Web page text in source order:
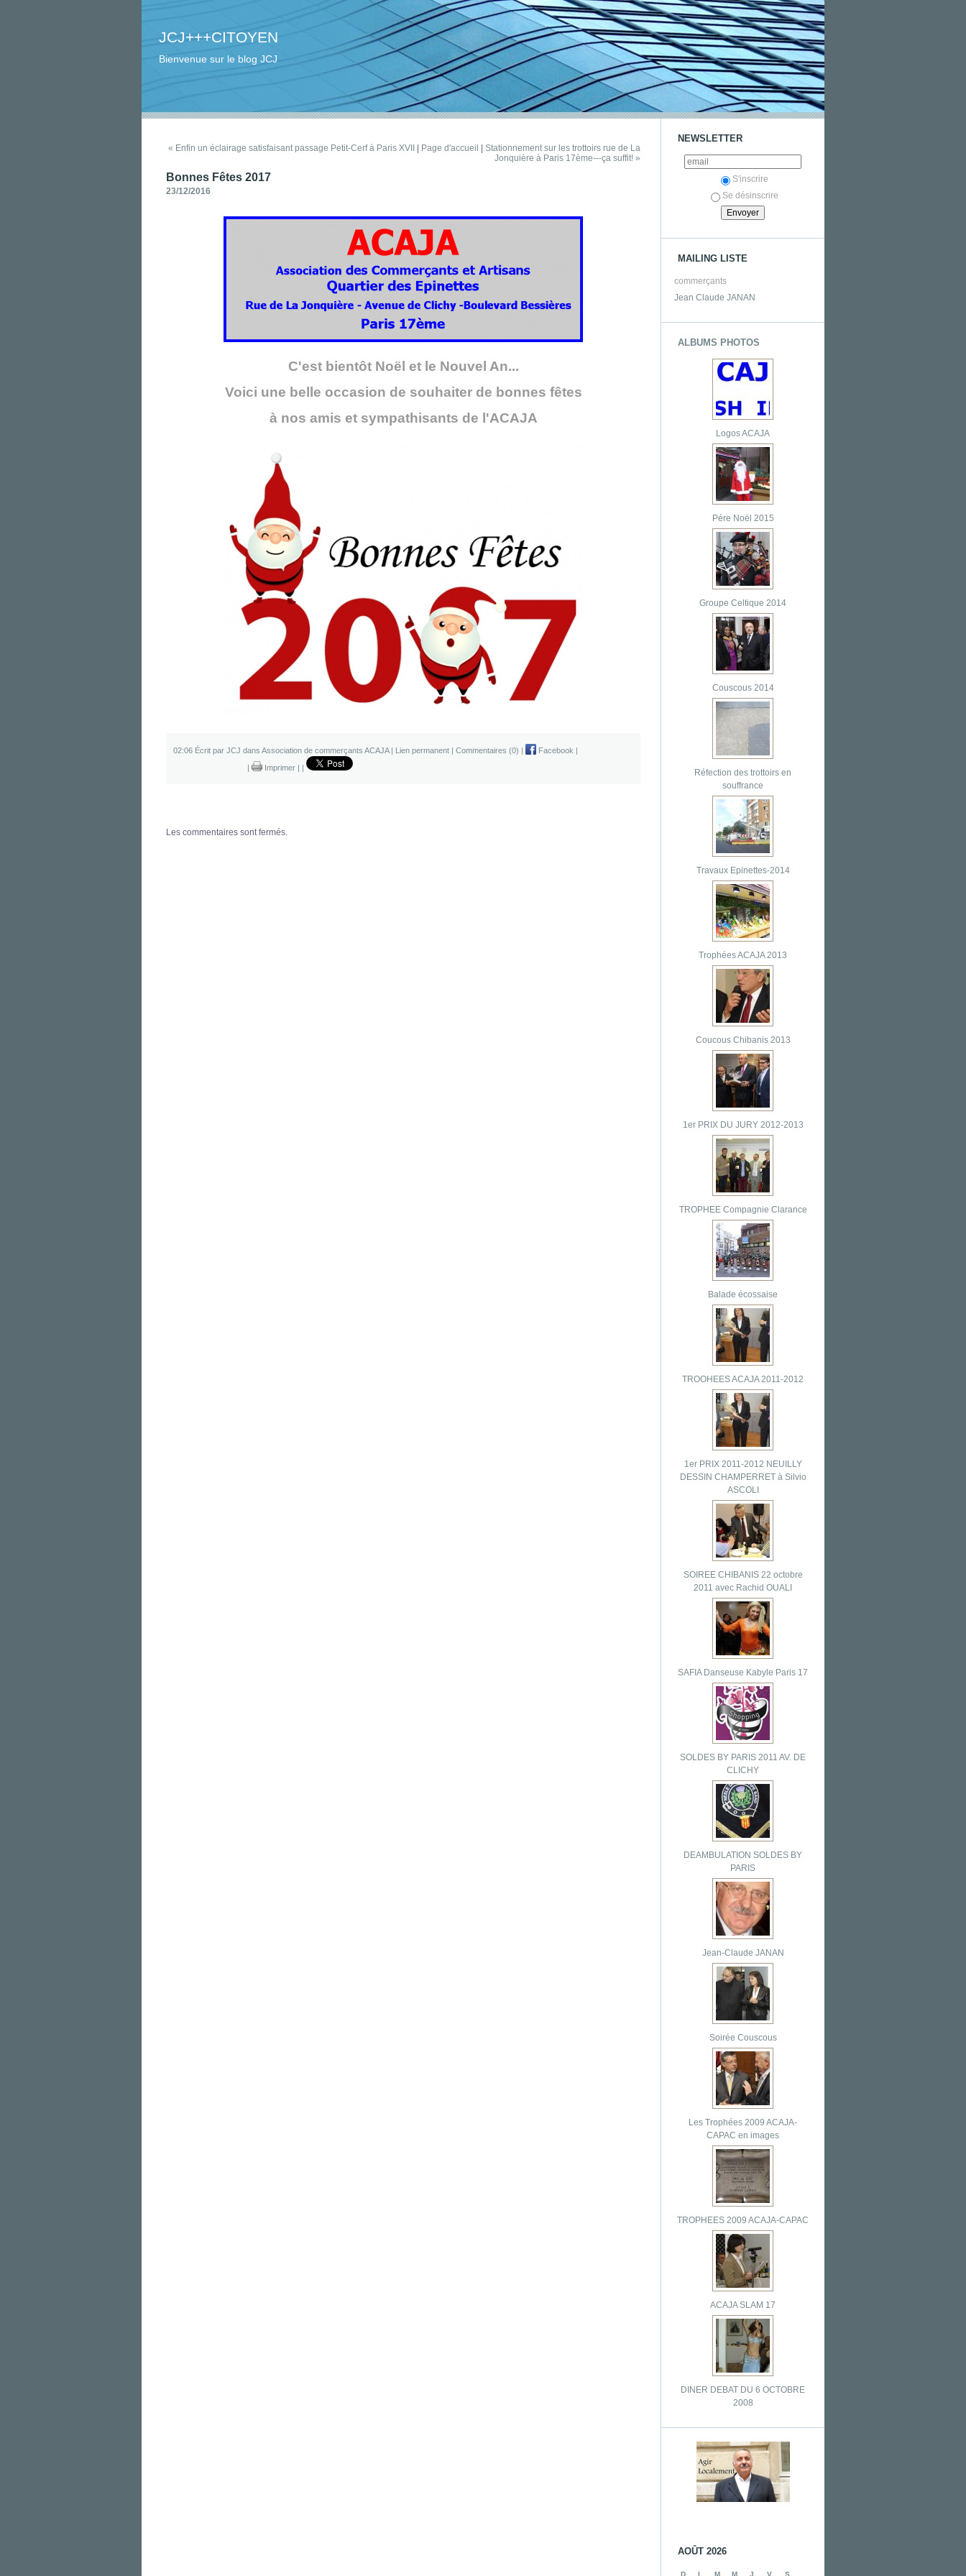
JCJ+++CITOYEN
Bienvenue sur le blog JCJ
NEWSLETTER
S'inscrire
Se désinscrire
MAILING LISTE
commerçants
Jean Claude JANAN
ALBUMS PHOTOS
Logos ACAJA
Pére Noël 2015
Groupe Celtique 2014
Couscous 2014
Réfection des trottoirs en
souffrance
Travaux Epinettes-2014
Trophées ACAJA 2013
Coucous Chibanis 2013
1er PRIX DU JURY 2012-2013
TROPHEE Compagnie Clarance
Balade écossaise
TROOHEES ACAJA 2011-2012
1er PRIX 2011-2012 NEUILLY
DESSIN CHAMPERRET à Silvio
ASCOLI
SOIREE CHIBANIS 22 octobre
2011 avec Rachid OUALI
SAFIA Danseuse Kabyle Paris 17
SOLDES BY PARIS 2011 AV. DE
CLICHY
DEAMBULATION SOLDES BY
PARIS
Jean-Claude JANAN
Soirée Couscous
Les Trophées 2009 ACAJA-
CAPAC en images
TROPHEES 2009 ACAJA-CAPAC
ACAJA SLAM 17
DINER DEBAT DU 6 OCTOBRE
2008
AOÛT 2026
D L M M J V S
« Enfin un éclairage satisfaisant passage Petit-Cerf à Paris XVII Page d'accueil
Stationnement sur les trottoirs rue de La
Jonquière à Paris 17ème---ça suffit! »
23/12/2016
Bonnes Fêtes 2017
C'est bientôt Noël et le Nouvel An...
Voici une belle occasion de souhaiter de bonnes fêtes
à nos amis et sympathisants de l'ACAJA
02:06 Écrit par JCJ dans Association de commerçants ACAJA| Lien permanent | Commentaires (0) | Facebook |
|
Imprimer | |
Les commentaires sont fermés.